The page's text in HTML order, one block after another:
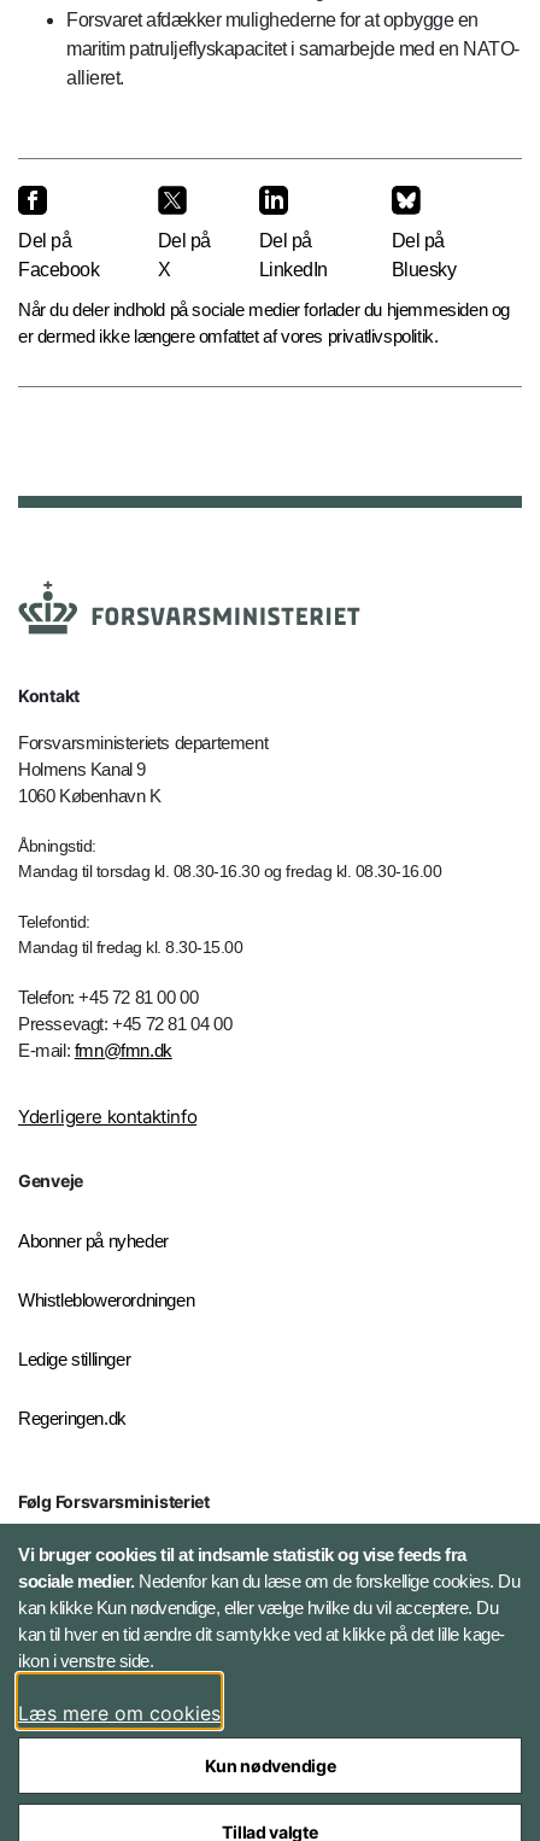
Forsvaret afdækker mulighederne for at opbygge en
maritim patruljeflyskapacitet i samarbejde med en NATO-
allieret.
Del på
Facebook
Del på
X
Del på
LinkedIn
Del på
Bluesky
Når du deler indhold på sociale medier forlader du hjemmesiden og
er dermed ikke længere omfattet af vores privatlivspolitik.
Kontakt
Forsvarsministeriets departement
Holmens Kanal 9
1060 København K
Åbningstid:
Mandag til torsdag kl. 08.30-16.30 og fredag kl. 08.30-16.00
Telefontid:
Mandag til fredag kl. 8.30-15.00
Telefon: +45 72 81 00 00
Pressevagt: +45 72 81 04 00
E-mail: fmn@fmn.dk
Yderligere kontaktinfo
Genveje
Abonner på nyheder
Whistleblowerordningen
Ledige stillinger
Regeringen.dk
Følg Forsvarsministeriet
X
LinkedIn
Instagram
Vi bruger cookies til at indsamle statistik og vise feeds fra
sociale medier.Nedenfor kan du læse om de forskellige cookies. Du
kan klikke Kun nødvendige, eller vælge hvilke du vil acceptere. Du
kan til hver en tid ændre dit samtykke ved at klikke på det lille kage-
ikon i venstre side.
Læs mere om cookies
Kun nødvendige
Tillad valgte